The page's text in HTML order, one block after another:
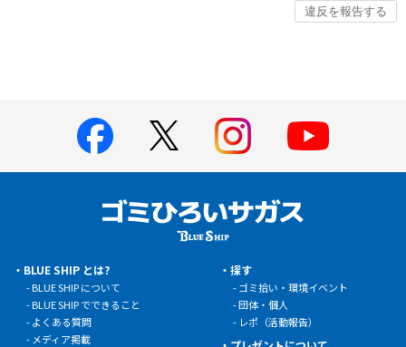
BLUE SHIP とは?
BLUE SHIP について
BLUE SHIP でできること
よくある質問
メディア掲載
探す
ゴミ拾い・環境イベント
団体・個人
レポ（活動報告）